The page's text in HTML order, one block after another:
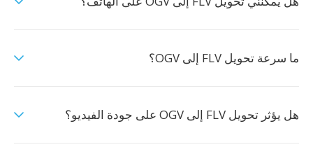
ما سرعة تحويل FLV إلى OGV؟
هل يؤثر تحويل FLV إلى OGV على جودة الفيديو؟